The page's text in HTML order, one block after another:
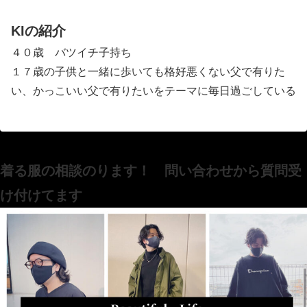
KIの紹介
４０歳 バツイチ子持ち
１７歳の子供と一緒に歩いても格好悪くない父で有りた
い、かっこいい父で有りたいをテーマに毎日過ごしている
着る服の相談のります！ 問い合わせから質問受
け付けてます